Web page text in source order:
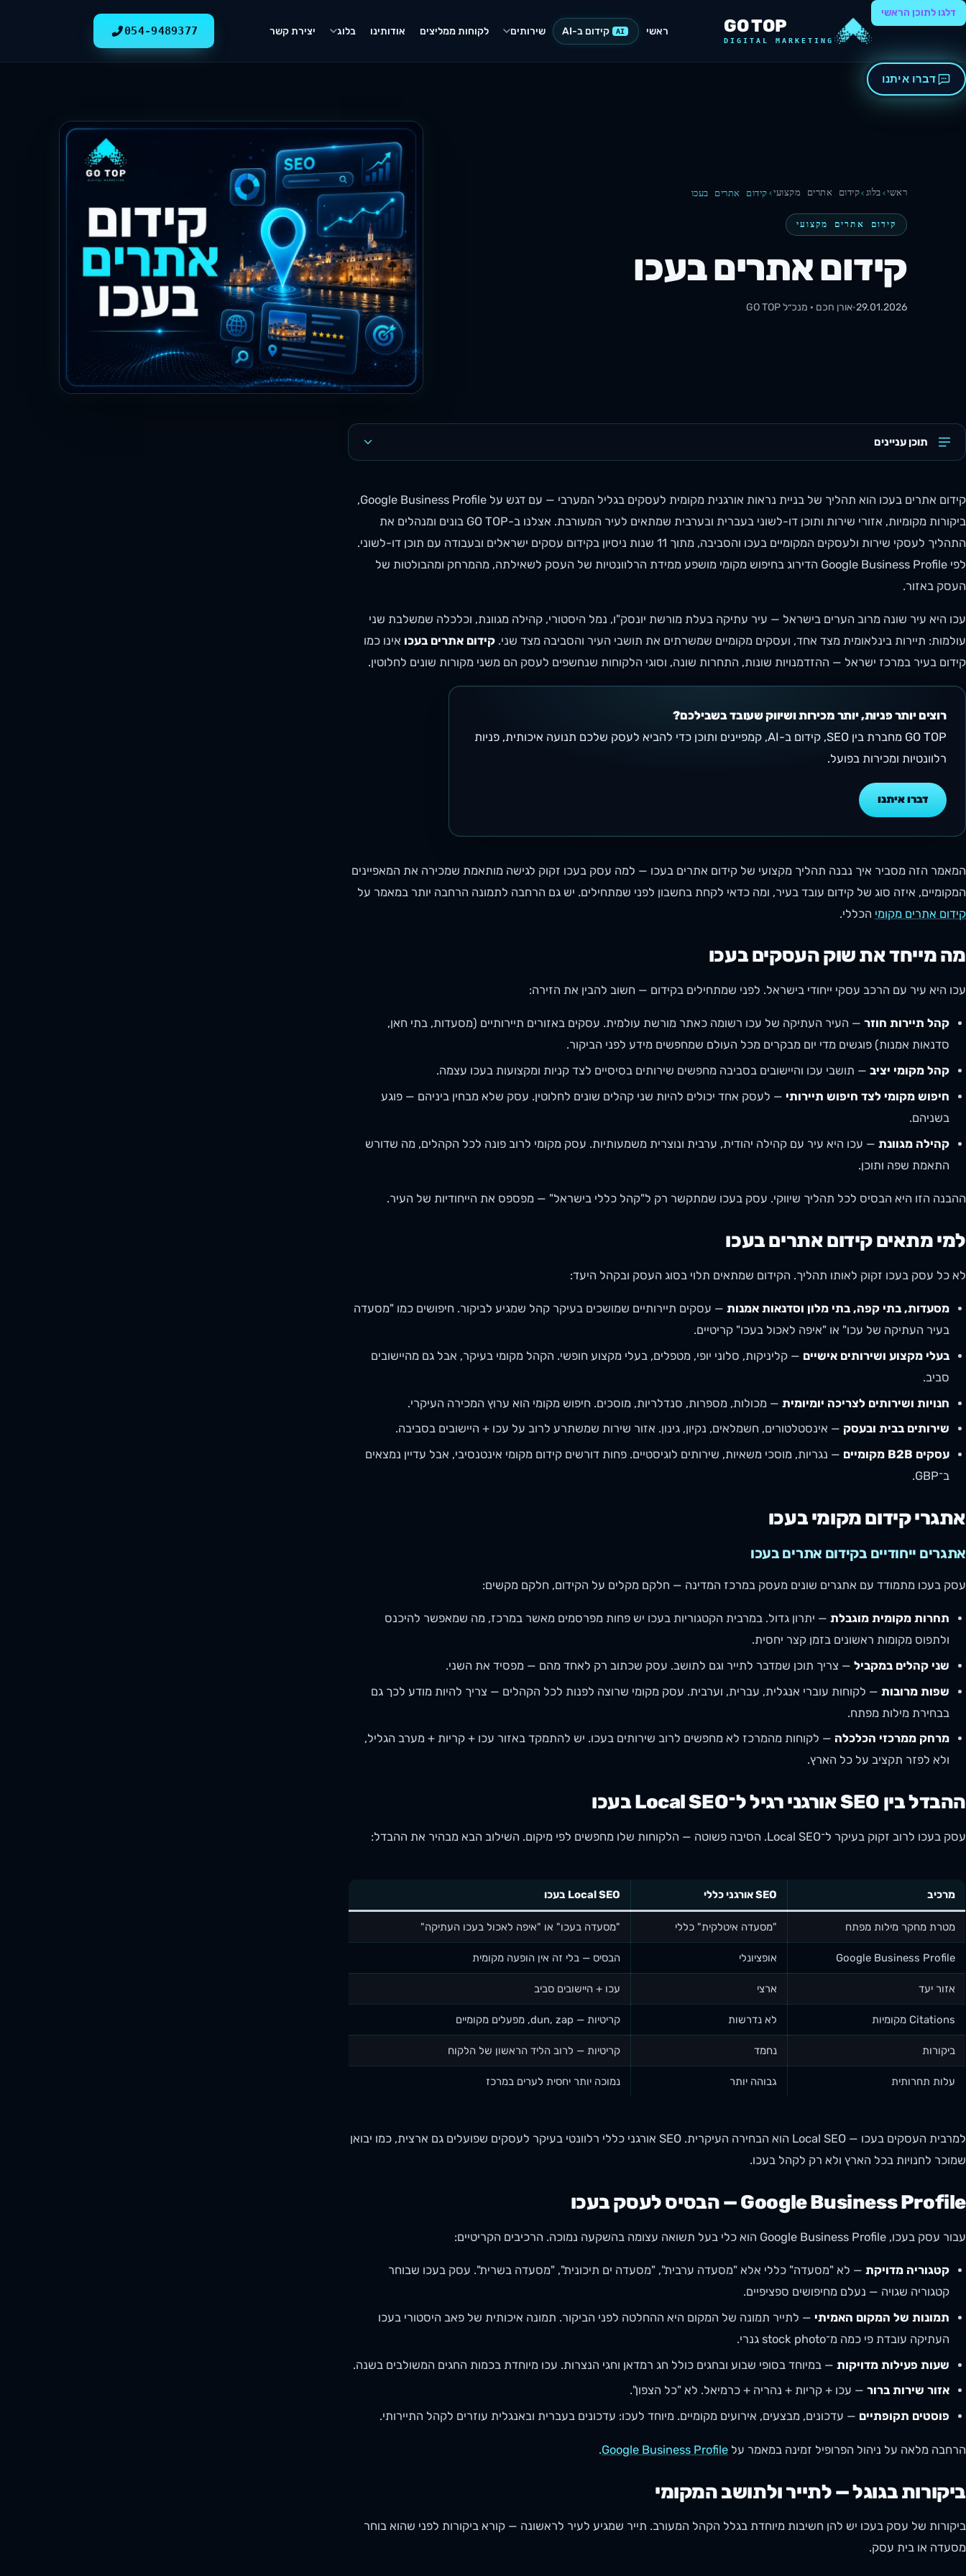
דלגו לתוכן הראשי
GO TOP
DIGITAL MARKETING
ראשי AI קידום ב-AI שירותים לקוחות ממליצים אודותינו בלוג יצירת קשר 054-9489377
דברו איתנו
ראשי בלוג קידום אתרים מקצועי קידום אתרים בעכו
קידום אתרים מקצועי
קידום אתרים בעכו
29.01.2026
·אורן חכם · מנכ״לGO TOP
תוכן עניינים
קידום אתרים בעכו הוא תהליך של בניית נראות אורגנית מקומית לעסקים בגליל המערבי — עם דגש על Google Business Profile,
ביקורות מקומיות, אזורי שירות ותוכן דו-לשוני בעברית ובערבית שמתאים לעיר המעורבת. אצלנו ב-GO TOP בונים ומנהלים את
התהליך לעסקי שירות ולעסקים המקומיים בעכו והסביבה, מתוך 11 שנות ניסיון בקידום עסקים ישראלים ובעבודה עם תוכן דו-לשוני.
לפי Google Business Profile הדירוג בחיפוש מקומי מושפע ממידת הרלוונטיות של העסק לשאילתה, מהמרחק ומהבולטות של
העסק באזור.
עכו היא עיר שונה מרוב הערים בישראל — עיר עתיקה בעלת מורשת יונסק"ו, נמל היסטורי, קהילה מגוונת, וכלכלה שמשלבת שני
עולמות: תיירות בינלאומית מצד אחד, ועסקים מקומיים שמשרתים את תושבי העיר והסביבה מצד שני. קידום אתרים בעכו אינו כמו
קידום בעיר במרכז ישראל — ההזדמנויות שונות, התחרות שונה, וסוגי הלקוחות שנחשפים לעסק הם משני מקורות שונים לחלוטין.
רוצים יותר פניות, יותר מכירות ושיווק שעובד בשבילכם?
GO TOP מחברת בין SEO, קידום ב-AI, קמפיינים ותוכן כדי להביא לעסק שלכם תנועה איכותית, פניות
רלוונטיות ומכירות בפועל.
דברו איתנו
המאמר הזה מסביר איך נבנה תהליך מקצועי של קידום אתרים בעכו — למה עסק בעכו זקוק לגישה מותאמת שמכירה את המאפיינים
המקומיים, איזה סוג של קידום עובד בעיר, ומה כדאי לקחת בחשבון לפני שמתחילים. יש גם הרחבה לתמונה הרחבה יותר במאמר על
קידום אתרים מקומי הכללי.
מה מייחד את שוק העסקים בעכו
עכו היא עיר עם הרכב עסקי ייחודי בישראל. לפני שמתחילים בקידום — חשוב להבין את הזירה:
קהל תיירות חוזר — העיר העתיקה של עכו רשומה כאתר מורשת עולמית. עסקים באזורים תיירותיים (מסעדות, בתי חאן,
סדנאות אמנות) פוגשים מדי יום מבקרים מכל העולם שמחפשים מידע לפני הביקור.
קהל מקומי יציב — תושבי עכו והיישובים בסביבה מחפשים שירותים בסיסיים לצד קניות ומקצועות בעכו עצמה.
חיפוש מקומי לצד חיפוש תיירותי — לעסק אחד יכולים להיות שני קהלים שונים לחלוטין. עסק שלא מבחין ביניהם — פוגע
בשניהם.
קהילה מגוונת — עכו היא עיר עם קהילה יהודית, ערבית ונוצרית משמעותיות. עסק מקומי לרוב פונה לכל הקהלים, מה שדורש
התאמת שפה ותוכן.
ההבנה הזו היא הבסיס לכל תהליך שיווקי. עסק בעכו שמתקשר רק ל"קהל כללי בישראל" — מפספס את הייחודיות של העיר.
למי מתאים קידום אתרים בעכו
לא כל עסק בעכו זקוק לאותו תהליך. הקידום שמתאים תלוי בסוג העסק ובקהל היעד:
מסעדות, בתי קפה, בתי מלון וסדנאות אמנות — עסקים תיירותיים שמושכים בעיקר קהל שמגיע לביקור. חיפושים כמו "מסעדה
בעיר העתיקה של עכו" או "איפה לאכול בעכו" קריטיים.
בעלי מקצוע ושירותים אישיים — קליניקות, סלוני יופי, מטפלים, בעלי מקצוע חופשי. הקהל מקומי בעיקר, אבל גם מהיישובים
סביב.
חנויות ושירותים לצריכה יומיומית — מכולות, מספרות, סנדלריות, מוסכים. חיפוש מקומי הוא ערוץ המכירה העיקרי.
שירותים בבית ובעסק — אינסטלטורים, חשמלאים, נקיון, גינון. אזור שירות שמשתרע לרוב על עכו + היישובים בסביבה.
עסקים B2B מקומיים
— נגריות, מוסכי משאיות, שירותים לוגיסטיים. פחות דורשים קידום מקומי אינטנסיבי, אבל עדיין נמצאים
ב־GBP.
אתגרי קידום מקומי בעכו
אתגרים ייחודיים בקידום אתרים בעכו
עסק בעכו מתמודד עם אתגרים שונים מעסק במרכז המדינה — חלקם מקלים על הקידום, חלקם מקשים:
תחרות מקומית מוגבלת — יתרון גדול. במרבית הקטגוריות בעכו יש פחות מפרסמים מאשר במרכז, מה שמאפשר להיכנס
ולתפוס מקומות ראשונים בזמן קצר יחסית.
שני קהלים במקביל — צריך תוכן שמדבר לתייר וגם לתושב. עסק שכתוב רק לאחד מהם — מפסיד את השני.
שפות מרובות — לקוחות עוברי אנגלית, עברית, וערבית. עסק מקומי שרוצה לפנות לכל הקהלים — צריך להיות מודע לכך גם
בבחירת מילות מפתח.
מרחק ממרכזי הכלכלה — לקוחות מהמרכז לא מחפשים לרוב שירותים בעכו. יש להתמקד באזור עכו + קריות + מערב הגליל,
ולא לפזר תקציב על כל הארץ.
ההבדל בין SEO אורגני רגיל ל־Local SEO בעכו
עסק בעכו לרוב זקוק בעיקר ל־Local SEO. הסיבה פשוטה — הלקוחות שלו מחפשים לפי מיקום. השילוב הבא מבהיר את ההבדל:
מרכיב SEO אורגני כללי Local SEO בעכו
מטרת מחקר מילות מפתח "מסעדה איטלקית" כללי "מסעדה בעכו" או "איפה לאכול בעכו העתיקה"
Google Business Profile אופציונלי הבסיס — בלי זה אין הופעה מקומית
אזור יעד ארצי עכו + היישובים סביב
Citations מקומיות לא נדרשות קריטיות — dun, zap, מפעלים מקומיים
ביקורות נחמד קריטיות — לרוב הליד הראשון של הלקוח
עלות תחרותית גבוהה יותר נמוכה יותר יחסית לערים במרכז
למרבית העסקים בעכו — Local SEO הוא הבחירה העיקרית. SEO אורגני כללי רלוונטי בעיקר לעסקים שפועלים גם ארצית, כמו יבואן
שמוכר לחנויות בכל הארץ ולא רק לקהל בעכו.
Google Business Profile — הבסיס לעסק בעכו
עבור עסק בעכו, Google Business Profile הוא כלי בעל תשואה עצומה בהשקעה נמוכה. הרכיבים הקריטיים:
קטגוריה מדויקת — לא "מסעדה" כללי אלא "מסעדה ערבית", "מסעדה ים תיכונית", "מסעדה בשרית". עסק בעכו שבוחר
קטגוריה שגויה — נעלם מחיפושים ספציפיים.
תמונות של המקום האמיתי — לתייר תמונה של המקום היא ההחלטה לפני הביקור. תמונה איכותית של פאב היסטורי בעכו
העתיקה עובדת פי כמה מ־stock photo גנרי.
שעות פעילות מדויקות — במיוחד בסופי שבוע ובחגים כולל חג רמדאן וחגי הנצרות. עכו מיוחדת בכמות החגים המשולבים בשנה.
אזור שירות ברור — עכו + קריות + נהריה + כרמיאל. לא "כל הצפון".
פוסטים תקופתיים — עדכונים, מבצעים, אירועים מקומיים. מיוחד לעכו: עדכונים בעברית ובאנגלית עוזרים לקהל התיירותי.
הרחבה מלאה על ניהול הפרופיל זמינה במאמר על Google Business Profile
.
ביקורות בגוגל — לתייר ולתושב המקומי
ביקורות של עסק בעכו יש להן חשיבות מיוחדת בגלל הקהל המעורב. תייר שמגיע לעיר לראשונה — קורא ביקורות לפני שהוא בוחר
מסעדה או בית עסק.